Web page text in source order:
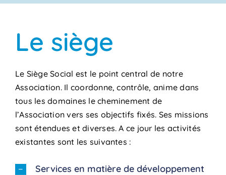
Le siège
Le Siège Social est le point central de notre
Association. Il coordonne, contrôle, anime dans
tous les domaines le cheminement de
l’Association vers ses objectifs fixés. Ses missions
sont étendues et diverses. A ce jour les activités
existantes sont les suivantes :
Services en matière de développement